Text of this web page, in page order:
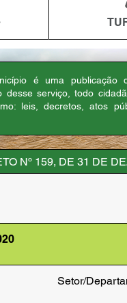
é uma publicação
desse serviço, todo
leis, decretos, atos
Nº 159, DE 31 DE
Setor/